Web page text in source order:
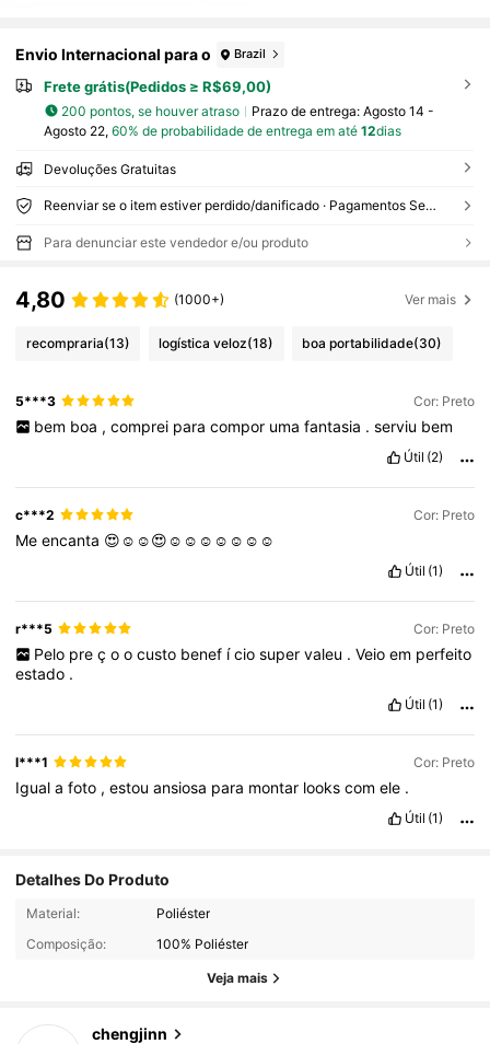
Envio Internacional para o Brazil
Frete grátis(Pedidos ≥ R$69,00)
200 pontos, se houver atraso Prazo de entrega: Agosto 14 -
Agosto 22, 60% de probabilidade de entrega em até 12dias
Devoluções Gratuitas
Reenviar se o item estiver perdido/danificado · Pagamentos Seguros · Proteção de privacidade
Para denunciar este vendedor e/ou produto
4,80 (1000+) Ver mais
recompraria(13) logística veloz(18) boa portabilidade(30)
5***3 Cor: Preto
bem boa , comprei para compor uma fantasia . serviu bem
Útil (2)
c***2 Cor: Preto
Meencanta 😍☺️☺️😍☺️☺️☺️☺️☺️☺️☺️
Útil (1)
r***5 Cor: Preto
Pelo pre ç o o custo benef ício super valeu . Veio em perfeito
estado .
Útil (1)
l***1 Cor: Preto
Igualafoto ,estouansiosa para montar lookscomele .
Útil (1)
Detalhes Do Produto
Material:
Poliéster
Composição:
100% Poliéster
Veja mais
chengjinn
4,78
413 Seguidores